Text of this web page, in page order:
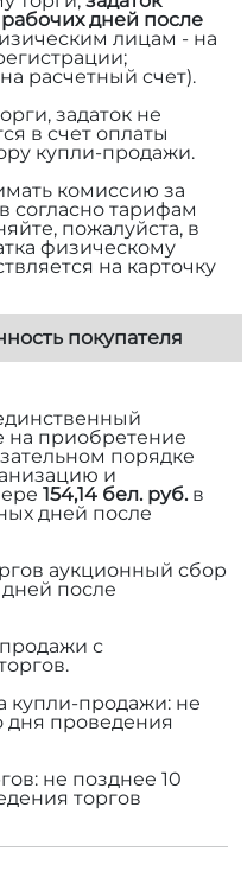
дней после
лицам - на
расчетный счет).
задаток не
в счет оплаты
купли-продажи.
комиссию за
согласно тарифам
пожалуйста, в
физическому
на карточку
покупателя
на приобретение
порядке
и
154,14 бел. руб.в
дней после
аукционный сбор
дней после
с
купли-продажи: не
дня проведения
не позднее 10
торгов